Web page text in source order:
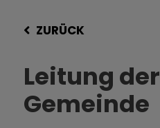
ZURÜCK
Leitung der
Gemeinde